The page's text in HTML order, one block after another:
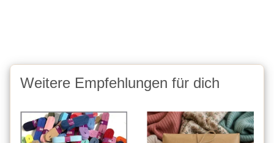
Weitere Empfehlungen für dich